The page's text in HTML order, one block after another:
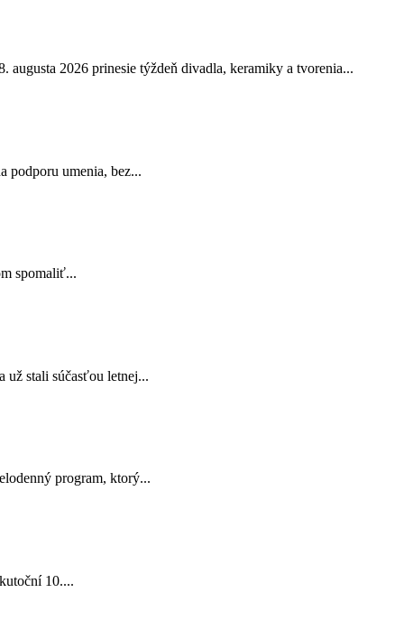
2026 prinesie týždeň divadla, keramiky a tvorenia...
podporu umenia, bez...
spomaliť...
už stali súčasťou letnej...
program, ktorý...
10....